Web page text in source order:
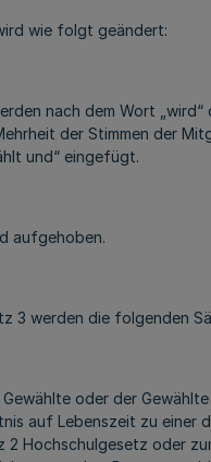
wie folgt geändert:
nach dem Wort „wird“
der Stimmen der
und“ eingefügt.
aufgehoben.
3 werden die folgenden
oder der Gewählte
auf Lebenszeit zu einer
2 Hochschulgesetz oder